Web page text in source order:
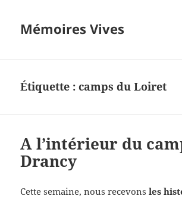
Mémoires Vives
Étiquette :camps du Loiret
A l’intérieur du
Drancy
Cette semaine, nous recevonsles